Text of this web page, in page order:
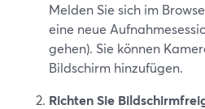
Melden Sie sich im
eine neue
gehen). Sie können
Bildschirm hinzufügen.
Richten Sie